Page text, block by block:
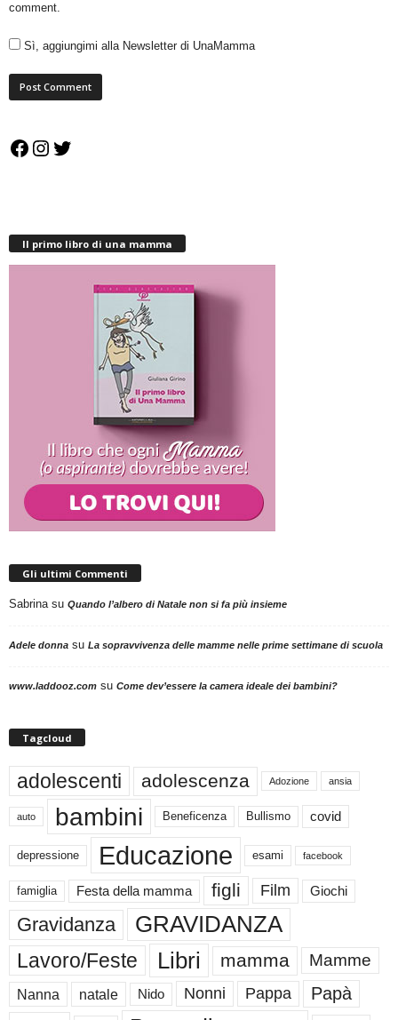
comment.
Sì, aggiungimi alla Newsletter di UnaMamma
Facebook
Instagram
Twitter
Il primo libro di una mamma
Gli ultimi Commenti
Sabrinasu Quando l’albero di Natale non si fa più insieme
Adele donna su La sopravvivenza delle mamme nelle prime settimane di scuola
www.laddooz.com su Come dev’essere la camera ideale dei bambini?
Tagcloud
adolescenti adolescenza Adozione ansia
auto bambini Beneficenza Bullismo covid
depressione Educazione esami facebook
famiglia Festa della mamma figli Film Giochi
Gravidanza GRAVIDANZA
Lavoro/Feste Libri mamma Mamme
Nanna natale Nido Nonni Pappa Papà